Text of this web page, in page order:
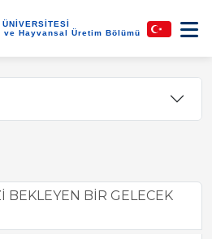
ÜNİVERSİTESİ
Hayvansal Üretim Bölümü
BEKLEYEN BİR GELECEK